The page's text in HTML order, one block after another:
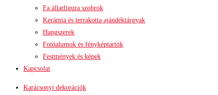
Fa állatfigura szobrok
Kerámia és terrakotta ajándéktárgyak
Hangszerek
Fotóalumok és fényképtartók
Festmények és képek
Kapcsolat
Karácsonyi dekorációk